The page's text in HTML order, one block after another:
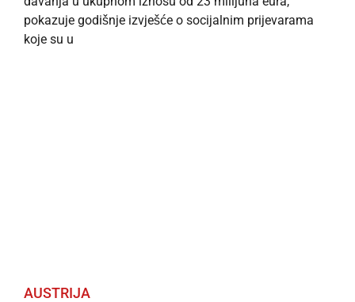
pokazuje godišnje izvješće o socijalnim prijevarama
koje su u
AUSTRIJA